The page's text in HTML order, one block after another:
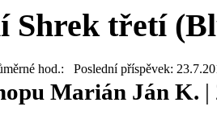
Shrek třetí
hod.: Poslední příspěvek:
Marián Ján K. |